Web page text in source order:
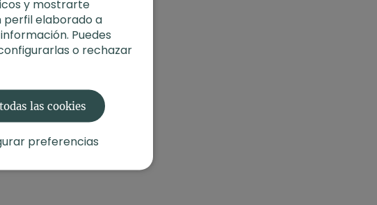
y mostrarte
perfil elaborado a
Puedes
o rechazar
las cookies
preferencias